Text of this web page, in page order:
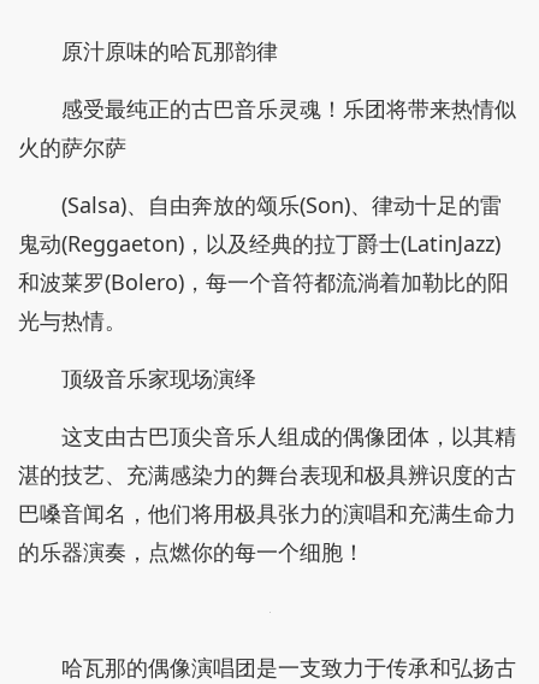
原汁原味的哈瓦那韵律
感受最纯正的古巴音乐灵魂！乐团将带来热情似
火的萨尔萨
(Salsa)、自由奔放的颂乐(Son)、律动十足的雷
鬼动(Reggaeton)，以及经典的拉丁爵士(LatinJazz)
和波莱罗(Bolero)，每一个音符都流淌着加勒比的阳
光与热情。
顶级音乐家现场演绎
这支由古巴顶尖音乐人组成的偶像团体，以其精
湛的技艺、充满感染力的舞台表现和极具辨识度的古
巴嗓音闻名，他们将用极具张力的演唱和充满生命力
的乐器演奏，点燃你的每一个细胞！
哈瓦那的偶像演唱团是一支致力于传承和弘扬古